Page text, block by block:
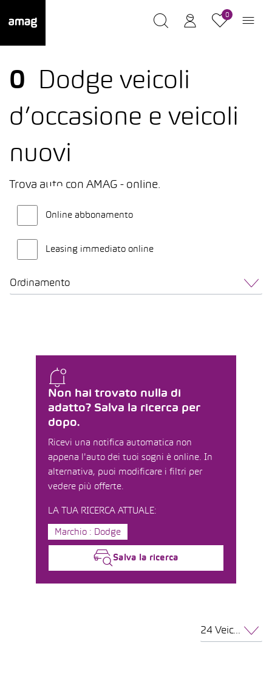
0
0
Dodge veicoli
d’occasione e veicoli
nuovi
Trova auto con AMAG - online.
Online abbonamento
Leasing immediato online
Ordinamento
Non hai trovato nulla di
adatto? Salva la ricerca per
dopo.
Ricevi una notifica automatica non
appena l'auto dei tuoi sogni è online. In
alternativa, puoi modificare i filtri per
vedere più offerte.
LA TUA RICERCA ATTUALE:
Marchio : Dodge
Salva la ricerca
24 Veicoli per pagina